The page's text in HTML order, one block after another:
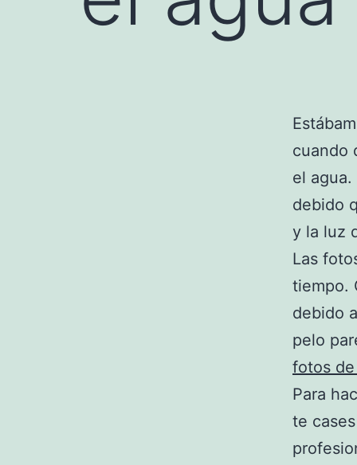
cuando
el
debido
y la luz
Las
tiempo.
debido
pelo
fotos
Para
te